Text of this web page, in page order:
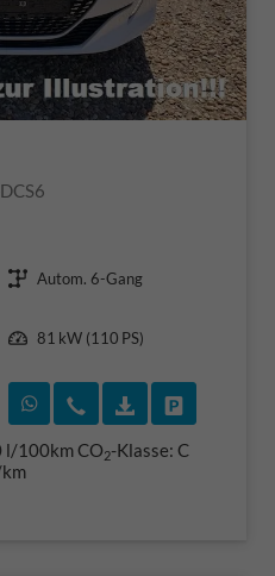
Autom. 6-Gang
81 kW (110 PS)
Rückruf vereinbaren
Wir rufen Sie an
l/100kmCO2-Klasse: C